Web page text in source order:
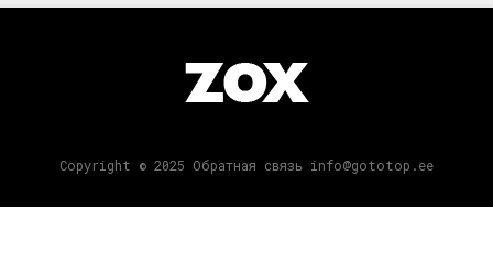
Copyright © 2025 Обратная связь info@gototop.ee